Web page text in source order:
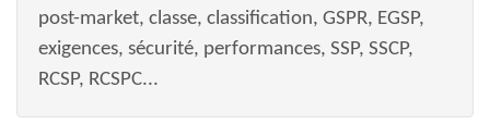
post-market, classe, classification, GSPR, EGSP,
exigences, sécurité, performances, SSP, SSCP,
RCSP, RCSPC...